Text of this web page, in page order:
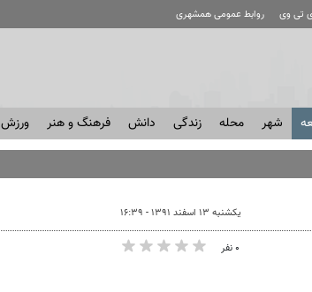
تی وی روابط عمومی همشهری
شهر محله زندگی دانش فرهنگ و هنر ورزش
یکشنبه ۱۳ اسفند ۱۳۹۱ - ۱۶:۳۹
۰ نفر